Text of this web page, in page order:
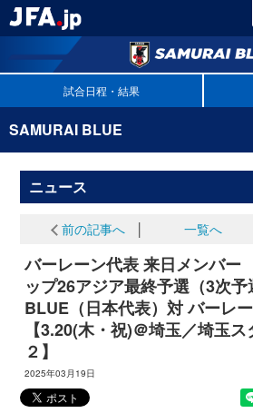
試合日程・結果
SAMURAI BLUE
ニュース
前の記事へ 一覧へ
バーレーン代表 来日メンバ
ップ26アジア最終予選（3次
BLUE（日本代表）対 バーレ
【3.20(木・祝)＠埼玉／埼玉
２】
2025年03月19日